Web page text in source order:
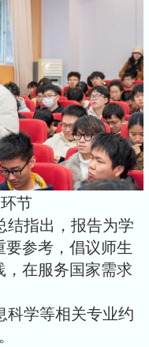
节
结指出，报告为学
参考，倡议师生
在服务国家需求
科学等相关专业约